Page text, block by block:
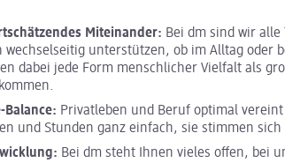
Miteinander: Bei dm sind wir alle
wechselseitig unterstützen, ob im Alltag oder
dabei jede Form menschlicher Vielfalt als
Balance: Privatleben und Beruf optimal
und Stunden ganz einfach, sie stimmen
Bei dm steht Ihnen vieles offen, bei